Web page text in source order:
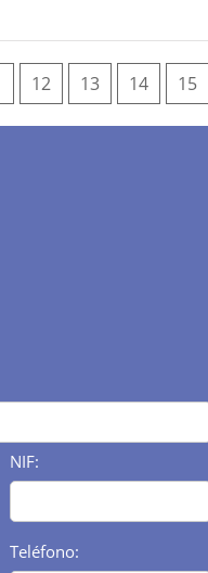
12 13 14 15
NIF:
Teléfono: